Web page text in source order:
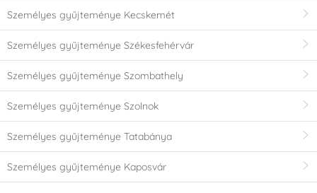
Személyes gyűjteménye Kecskemét
Személyes gyűjteménye Székesfehérvár
Személyes gyűjteménye Szombathely
Személyes gyűjteménye Szolnok
Személyes gyűjteménye Tatabánya
Személyes gyűjteménye Kaposvár